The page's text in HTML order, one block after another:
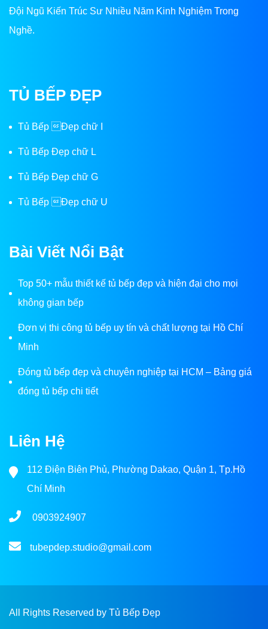
Đội Ngũ Kiến Trúc Sư Nhiều Năm Kinh Nghiệm Trong
Nghề.
TỦ BẾP ĐẸP
Tủ Bếp Đẹp chữ I
Tủ Bếp Đẹp chữ L
Tủ Bếp Đẹp chữ G
Tủ Bếp Đẹp chữ U
Bài Viết Nổi Bật
Top 50+ mẫu thiết kế tủ bếp đẹp và hiện đại cho mọi
không gian bếp
Đơn vị thi công tủ bếp uy tín và chất lượng tại Hồ Chí
Minh
Đóng tủ bếp đẹp và chuyên nghiệp tại HCM – Bảng giá
đóng tủ bếp chi tiết
Liên Hệ
112 Điện Biên Phủ, Phường Dakao, Quận 1, Tp.Hồ
Chí Minh
0903924907
tubepdep.studio@gmail.com
All Rights Reserved by Tủ Bếp Đẹp